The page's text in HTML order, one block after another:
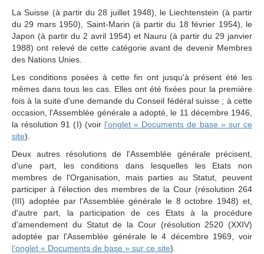
La Suisse (à partir du 28 juillet 1948), le Liechtenstein (à partir
du 29 mars 1950), Saint-Marin (à partir du 18 février 1954), le
Japon (à partir du 2 avril 1954) et Nauru (à partir du 29 janvier
1988) ont relevé de cette catégorie avant de devenir Membres
des Nations Unies.
Les conditions posées à cette fin ont jusqu'à présent été les
mêmes dans tous les cas. Elles ont été fixées pour la première
fois à la suite d'une demande du Conseil fédéral suisse ; à cette
occasion, l'Assemblée générale a adopté, le 11 décembre 1946,
la résolution 91 (I) (voir l'onglet « Documents de base » sur ce
site).
Deux autres résolutions de l'Assemblée générale précisent,
d'une part, les conditions dans lesquelles les Etats non
membres de l'Organisation, mais parties au Statut, peuvent
participer à l'élection des membres de la Cour (résolution 264
(III) adoptée par l'Assemblée générale le 8 octobre 1948) et,
d'autre part, la participation de ces Etats à la procédure
d'amendement du Statut de la Cour (résolution 2520 (XXIV)
adoptée par l'Assemblée générale le 4 décembre 1969, voir
l'onglet « Documents de base » sur ce site).
Organigramme du
Greffe
Textes régissant le
Greffe
Bibliothèque de la
Cour
Avis de vacance de poste
Judicial Fellows
Anciens fellows
Questions fréquemment
posées
Stages
La section des achats
AFFAIRES